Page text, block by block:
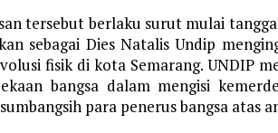
tersebut berlaku surut mulai
sebagai Dies Natalis Undip
fisik di kota Semarang. UNDIP
bangsa dalam mengisi
para penerus bangsa atas